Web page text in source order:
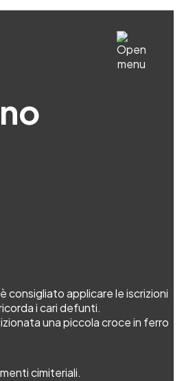
consigliato applicare le iscrizioni
i cari defunti.
una piccola croce in ferro
cimiteriali.